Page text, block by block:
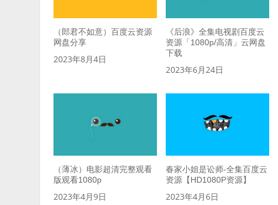
（郎君不如意）百度云资源
网盘分享
2023年8月4日
《后浪》全集电视剧百度云
资源「1080p/高清」云网盘
下载
2023年6月24日
（薄冰）电影超清完整观看
版观看1080p
2023年4月9日
春家小姐是讼师-全集百度云
资源【HD1080P资源】
2023年4月6日